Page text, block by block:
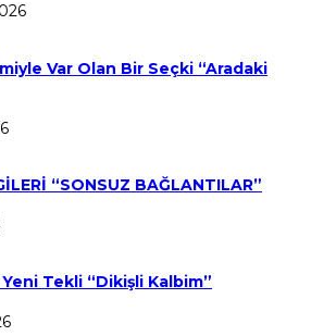
Var Olan Bir Seçki “Aradaki
“SONSUZ BAĞLANTILAR”
Tekli “Dikişli Kalbim”